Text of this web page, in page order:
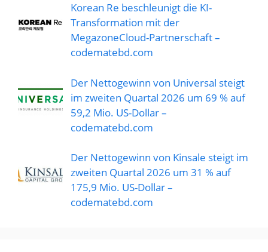
Korean Re beschleunigt die KI-
Transformation mit der
MegazoneCloud-Partnerschaft –
codematebd.com
Der Nettogewinn von Universal steigt
im zweiten Quartal 2026 um 69 % auf
59,2 Mio. US-Dollar –
codematebd.com
Der Nettogewinn von Kinsale steigt im
zweiten Quartal 2026 um 31 % auf
175,9 Mio. US-Dollar –
codematebd.com